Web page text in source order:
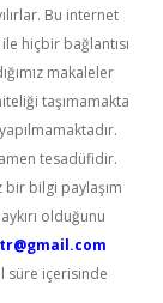
Bu internet
hiçbir bağlantısı
makaleler
taşımamakta
tesadüfidir.
bir bilgi paylaşım
olduğunu
süre içerisinde